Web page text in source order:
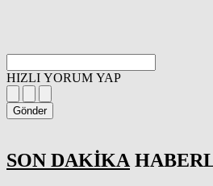
HIZLI YORUM YAP
Gönder
SON DAKİKA